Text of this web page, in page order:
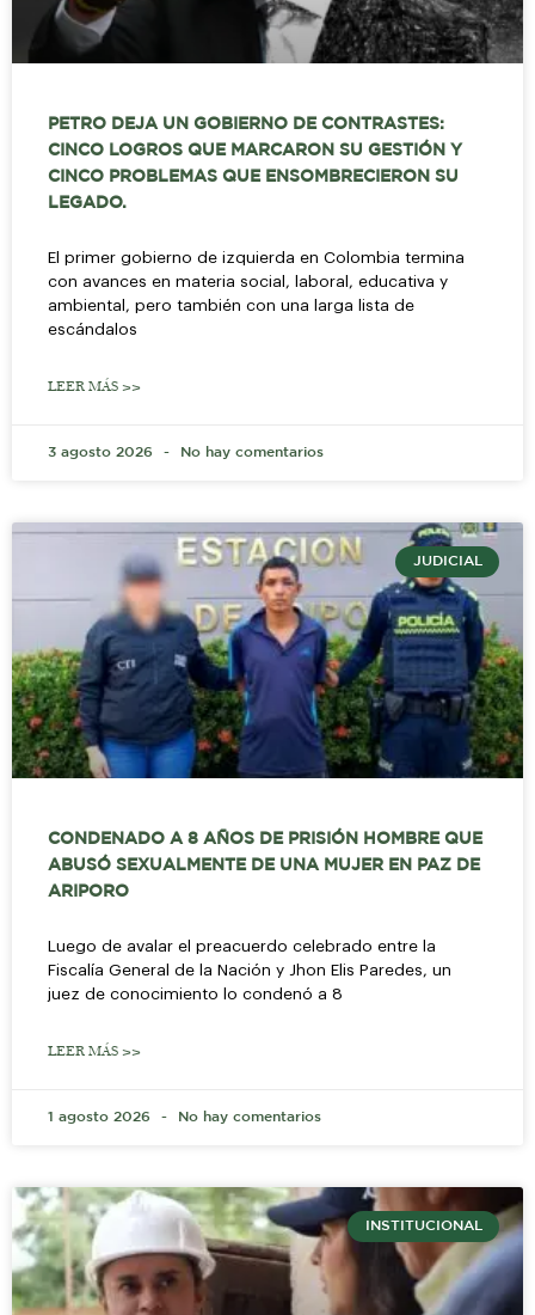
PETRO DEJA UN GOBIERNO DE CONTRASTES:
CINCO LOGROS QUE MARCARON SU GESTIÓN Y
CINCO PROBLEMAS QUE ENSOMBRECIERON SU
LEGADO.
El primer gobierno de izquierda en Colombia termina
con avances en materia social, laboral, educativa y
ambiental, pero también con una larga lista de
escándalos
LEER MÁS >>
3 agosto 2026 No hay comentarios
JUDICIAL
CONDENADO A 8 AÑOS DE PRISIÓN HOMBRE QUE
ABUSÓ SEXUALMENTE DE UNA MUJER EN PAZ DE
ARIPORO
Luego de avalar el preacuerdo celebrado entre la
Fiscalía General de la Nación y Jhon Elis Paredes, un
juez de conocimiento lo condenó a 8
LEER MÁS >>
1 agosto 2026 No hay comentarios
INSTITUCIONAL